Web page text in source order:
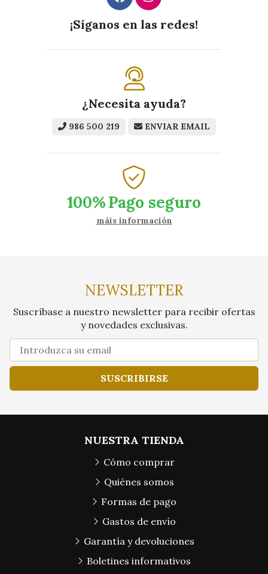
¡Síganos en las redes!
¿Necesita ayuda?
986 500 219 ENVIAR EMAIL
100%Pago seguro
máis información
NEWSLETTER
Suscríbase a nuestro newsletter para recibir ofertas
y novedades exclusivas.
SUSCRIBIRSE
NUESTRA TIENDA
Cómo comprar
Quiénes somos
Formas de pago
Gastos de envío
Garantía y devoluciones
Boletines informativos